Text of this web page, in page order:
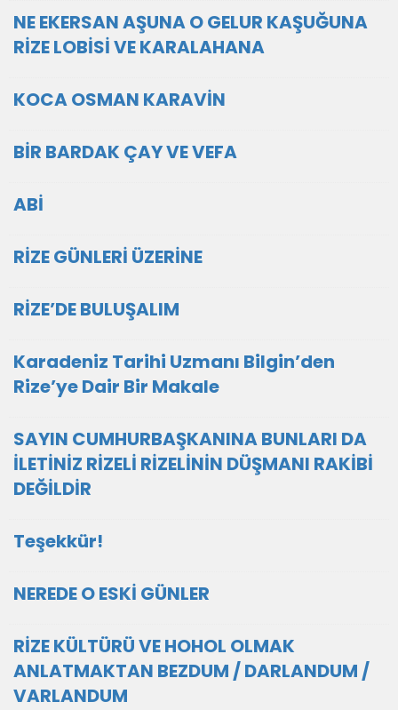
NE EKERSAN AŞUNA O GELUR KAŞUĞUNA
RİZE LOBİSİ VE KARALAHANA
KOCA OSMAN KARAVİN
BİR BARDAK ÇAY VE VEFA
ABİ
RİZE GÜNLERİ ÜZERİNE
RİZE’DE BULUŞALIM
Karadeniz Tarihi Uzmanı Bilgin’den
Rize’ye Dair Bir Makale
SAYIN CUMHURBAŞKANINA BUNLARI DA
İLETİNİZ RİZELİ RİZELİNİN DÜŞMANI RAKİBİ
DEĞİLDİR
Teşekkür!
NEREDE O ESKİ GÜNLER
RİZE KÜLTÜRÜ VE HOHOL OLMAK
ANLATMAKTAN BEZDUM / DARLANDUM /
VARLANDUM